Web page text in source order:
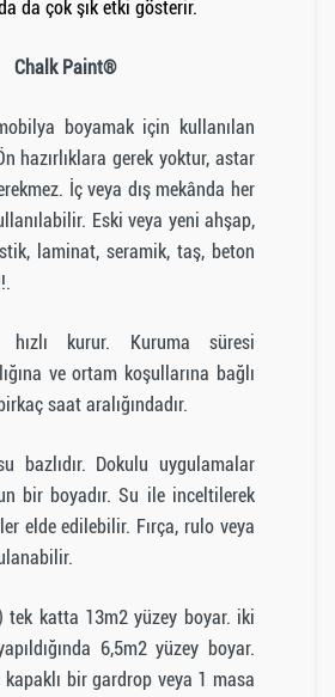
da çok şık etki gösterir.
Chalk Paint®
boyamak için kullanılan
hazırlıklara gerek yoktur, astar
İç veya dış mekânda her
Eski veya yeni ahşap,
laminat, seramik, taş, beton
kurur. Kuruma süresi
ve ortam koşullarına bağlı
saat aralığındadır.
bazlıdır. Dokulu uygulamalar
bir boyadır. Su ile inceltilerek
elde edilebilir. Fırça, rulo veya
tek katta 13m2 yüzey boyar. iki
6,5m2 yüzey boyar.
bir gardrop veya 1 masa